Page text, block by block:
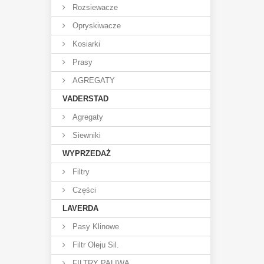
Rozsiewacze
Opryskiwacze
Kosiarki
Prasy
AGREGATY
VADERSTAD
Agregaty
Siewniki
WYPRZEDAŻ
Filtry
Części
LAVERDA
Pasy Klinowe
Filtr Oleju Sil.